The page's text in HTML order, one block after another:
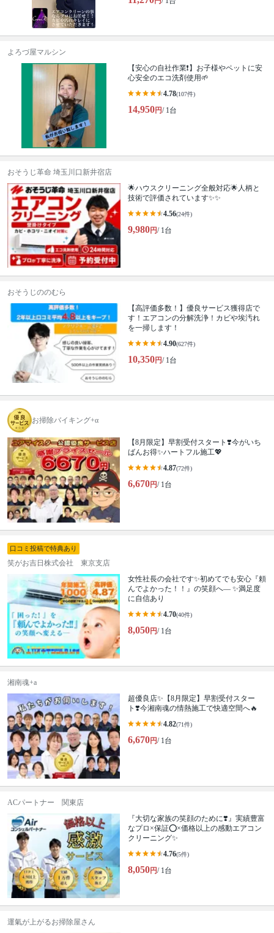
よろづ屋マルシン
【安心の自社作業❗️】お子様やペットに安
心安全のエコ洗剤使用🌱
4.78(107件)
14,950円/ 1台
おそうじ革命 埼玉川口新井宿店
🌟ハウスクリーニング全般対応🌟人柄と
技術で評価されています✨✨
4.56(24件)
9,980円/ 1台
おそうじののむら
【高評価多数！】優良サービス獲得店で
す！エアコンの分解洗浄！カビや埃汚れ
を一掃します！
4.90(627件)
10,350円/ 1台
お掃除バイキング+α
【8月限定】早割受付スタート❣️今がいち
ばんお得✨ハートフル施工💖
4.87(72件)
6,670円/ 1台
口コミ投稿で特典あり
笑がお吉日株式会社 東京支店
女性社長の会社です✨初めてでも安心『頼
んでよかった！！』の笑顔へ— ✨満足度
に自信あり
4.70(40件)
8,050円/ 1台
湘南魂+a
超優良店✨【8月限定】早割受付スター
ト❣️今湘南魂の情熱施工で快適空間へ🔥
4.82(71件)
6,670円/ 1台
ACパートナー 関東店
『大切な家族の笑顔のために❣️』実績豊富
なプロ×保証⭕️×価格以上の感動エアコン
クリーニング✨
4.76(5件)
8,050円/ 1台
運氣が上がるお掃除屋さん